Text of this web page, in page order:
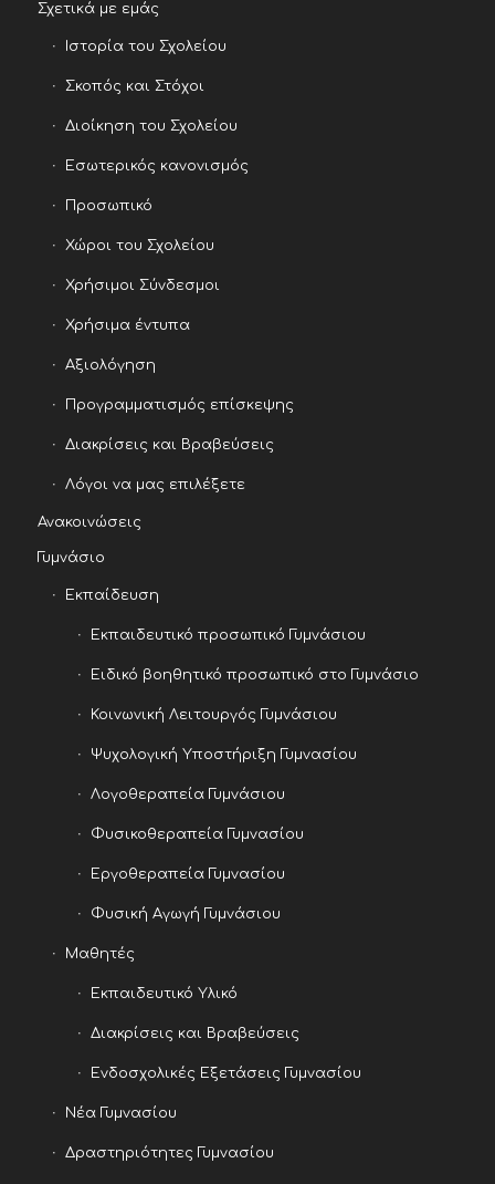
Σχετικά με εμάς
Ιστορία του Σχολείου
Σκοπός και Στόχοι
Διοίκηση του Σχολείου
Εσωτερικός κανονισμός
Προσωπικό
Χώροι του Σχολείου
Χρήσιμοι Σύνδεσμοι
Χρήσιμα έντυπα
Αξιολόγηση
Προγραμματισμός επίσκεψης
Διακρίσεις και Βραβεύσεις
Λόγοι να μας επιλέξετε
Ανακοινώσεις
Γυμνάσιο
Εκπαίδευση
Εκπαιδευτικό προσωπικό Γυμνάσιου
Ειδικό βοηθητικό προσωπικό στο Γυμνάσιο
Κοινωνική Λειτουργός Γυμνάσιου
Ψυχολογική Υποστήριξη Γυμνασίου
Λογοθεραπεία Γυμνάσιου
Φυσικοθεραπεία Γυμνασίου
Εργοθεραπεία Γυμνασίου
Φυσική Αγωγή Γυμνάσιου
Μαθητές
Εκπαιδευτικό Υλικό
Διακρίσεις και Βραβεύσεις
Ενδοσχολικές Εξετάσεις Γυμνασίου
Νέα Γυμνασίου
Δραστηριότητες Γυμνασίου